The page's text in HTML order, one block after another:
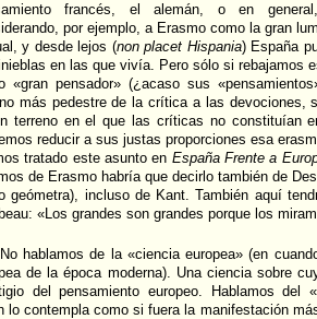
francés, el alemán, o en
por ejemplo, a Erasmo como la gran
y desde lejos (non placet Hispania) España
en las que vivía. Pero sólo si rebajamos
«gran pensador» (¿acaso sus
más pedestre de la crítica a las devociones,
terreno en el que las críticas no constituían
reducir a sus justas proporciones esa
tratado este asunto en España Frente a
de Erasmo habría que decirlo también de
geómetra), incluso de Kant. También aquí
«Los grandes son grandes porque los
No hablamos de la «ciencia europea» (en
de la época moderna). Una ciencia sobre
del pensamiento europeo. Hablamos del
lo contempla como si fuera la manifestación